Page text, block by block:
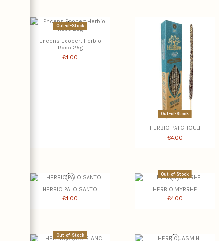
Out-of-Stock
Encens Ecocert Herbio
Rose 25g
€4.00
Out-of-Stock
HERBIO PATCHOULI
€4.00
HERBIO PALO SANTO
€4.00
Out-of-Stock
HERBIO MYRRHE
€4.00
Out-of-Stock